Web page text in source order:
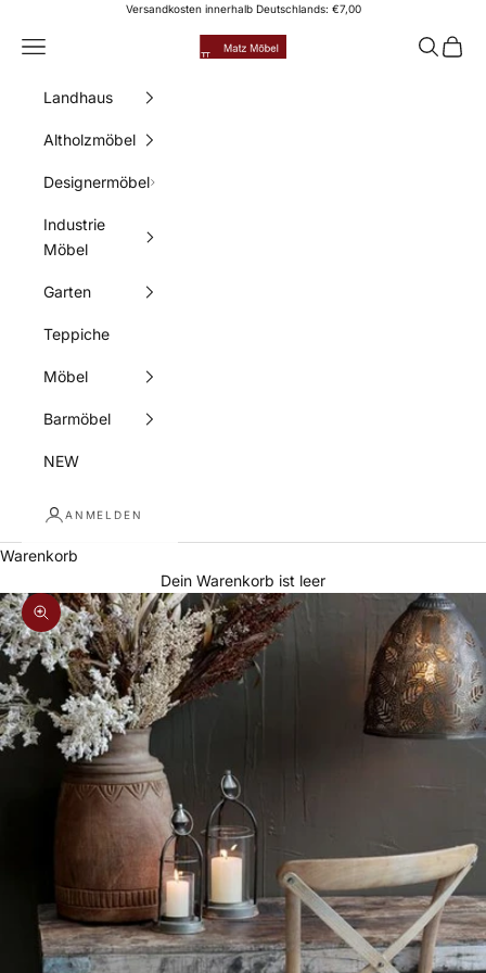
Zum Inhalt springenVersandkosten innerhalb Deutschlands: €7,00
Matz Möbel
Menü Suchen
Landhaus
Altholzmöbel
Designermöbel
Industrie
Möbel
Garten
Teppiche
Möbel
Barmöbel
NEW
ANMELDEN
Warenkorb
Dein Warenkorb ist leer
Bild vergrößern